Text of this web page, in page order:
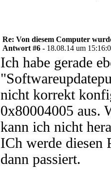
Re: Von diesem Computer
Antwort #6 - 18.08.14 um
Ich habe gerade
nicht korrekt
0x80004005 aus.
kann ich nicht
ICh werde diesen
dann passiert.